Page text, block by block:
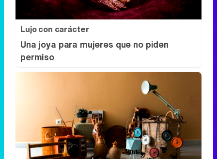
Lujo con carácter
Una joya para mujeres que no piden
permiso